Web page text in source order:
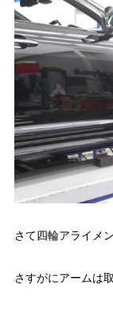
さて四輪アライメ
さすがにアームは